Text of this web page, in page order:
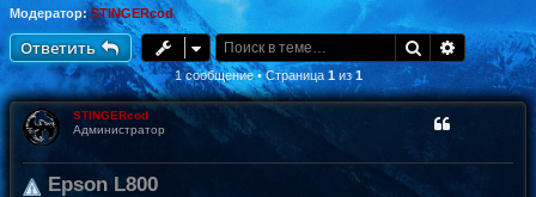
Модератор: STINGERcod
Ответить Поиск
1 сообщение • Страница 1из1
STINGERcod
Администратор
Epson L800